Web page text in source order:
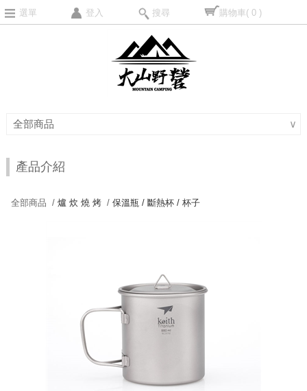
選單 登入 搜尋 購物車( 0 )
全部商品 ∨
產品介紹
全部商品 /爐 炊 燒 烤 /保溫瓶 / 斷熱杯 / 杯子